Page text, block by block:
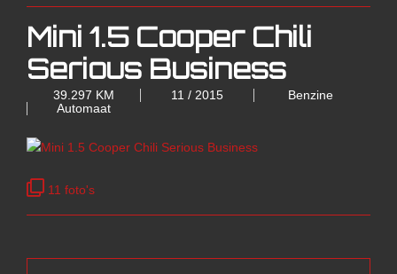
Mini 1.5 Cooper Chili
Serious Business
39.297 KM 11 / 2015
Benzine
Automaat
11 foto's